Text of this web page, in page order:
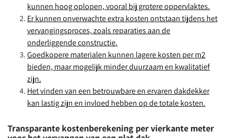
kunnen hoog oplopen, vooral bij grotere oppervlaktes.
Er kunnen onverwachte extra kosten ontstaan tijdens het
vervangingsproces, zoals reparaties aan de
onderliggende constructie.
Goedkopere materialen kunnen lagere kosten per m2
bieden, maar mogelijk minder duurzaam en kwalitatief
zijn.
Het vinden van een betrouwbare en ervaren dakdekker
kan lastig zijn en invloed hebben op de totale kosten.
Transparante kostenberekening per vierkante meter